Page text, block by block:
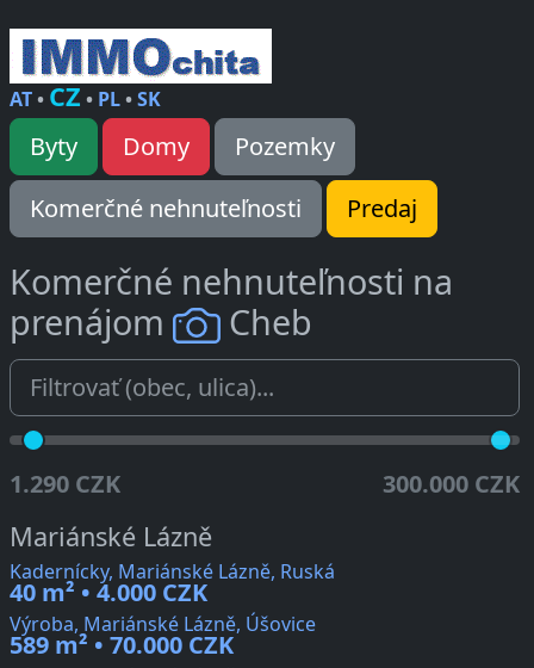
AT• CZ • PL•SK
Byty Domy
Pozemky
Komerčné nehnuteľnosti
Predaj
Komerčné nehnuteľnosti na
prenájom
Cheb
1.290 CZK 300.000 CZK
Mariánské Lázně
Kadernícky, Mariánské Lázně, Ruská
40 m² • 4.000 CZK
Výroba, Mariánské Lázně, Úšovice
589 m² • 70.000 CZK